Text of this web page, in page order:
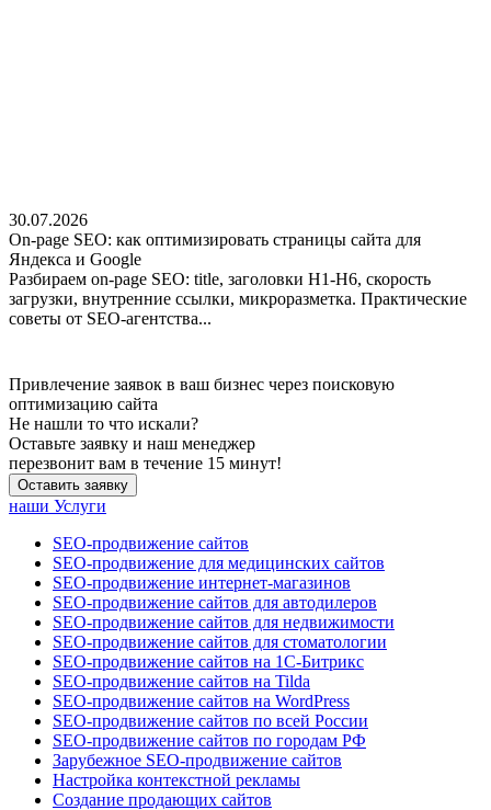
30.07.2026
On-page SEO: как оптимизировать страницы сайта для
Яндекса и Google
Разбираем on-page SEO: title, заголовки H1-H6, скорость
загрузки, внутренние ссылки, микроразметка. Практические
советы от SEO-агентства...
Привлечение заявок в ваш бизнес через поисковую
оптимизацию сайта
Не нашли то что искали?
Оставьте заявку и наш менеджер
перезвонит вам в течение 15 минут!
Оставить заявку
наши Услуги
SEO-продвижение сайтов
SEO-продвижение для медицинских сайтов
SEO-продвижение интернет-магазинов
SEO-продвижение сайтов для автодилеров
SEO-продвижение сайтов для недвижимости
SEO-продвижение сайтов для стоматологии
SEO-продвижение сайтов на 1С-Битрикс
SEO-продвижение сайтов на Tilda
SEO-продвижение сайтов на WordPress
SEO-продвижение сайтов по всей России
SEO-продвижение сайтов по городам РФ
Зарубежное SEO-продвижение сайтов
Настройка контекстной рекламы
Создание продающих сайтов